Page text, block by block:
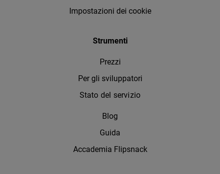
Impostazioni dei cookie
Strumenti
Prezzi
Per gli sviluppatori
Stato del servizio
Blog
Guida
Accademia Flipsnack